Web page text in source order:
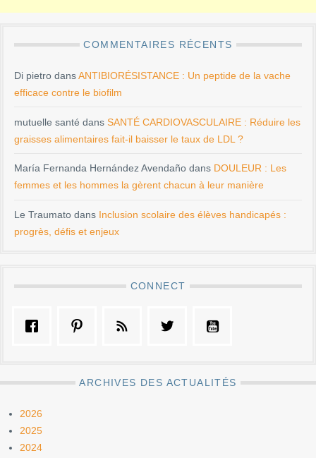
COMMENTAIRES RÉCENTS
Di pietro dansANTIBIORÉSISTANCE : Un peptide de la vache
efficace contre le biofilm
mutuelle santé dans SANTÉ CARDIOVASCULAIRE : Réduire les
graisses alimentaires fait-il baisser le taux de LDL ?
María Fernanda Hernández Avendaño dans DOULEUR : Les
femmes et les hommes la gèrent chacun à leur manière
Le Traumato dans Inclusion scolaire des élèves handicapés :
progrès, défis et enjeux
CONNECT
ARCHIVES DES ACTUALITÉS
2026
2025
2024